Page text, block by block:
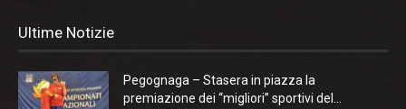
Ultime Notizie
Pegognaga – Stasera in piazza la
premiazione dei “migliori” sportivi del...